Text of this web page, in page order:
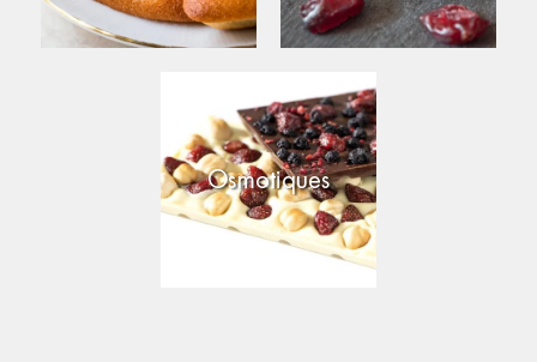
Osmotiques